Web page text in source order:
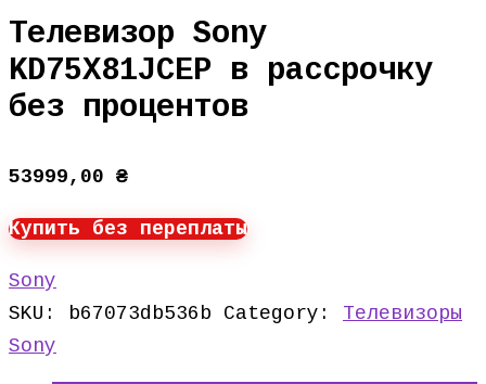
Телевизор Sony
KD75X81JCEP в рассрочку
без процентов
53999,00 ₴
Купить без переплаты
Sony
SKU: b67073db536b Category: Телевизоры
Sony